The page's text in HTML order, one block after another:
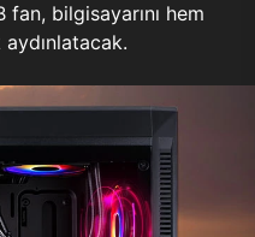
fan, bilgisayarını hem